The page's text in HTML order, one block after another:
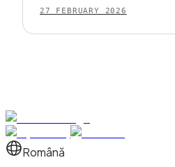
27 FEBRUARY 2026
Română